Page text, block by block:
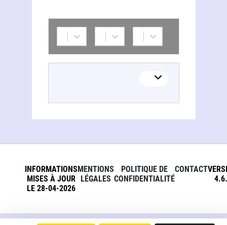
INFORMATIONS
MISES À JOUR
LE 28-04-2026
MENTIONS
LÉGALES
POLITIQUE DE
CONFIDENTIALITÉ
CONTACT